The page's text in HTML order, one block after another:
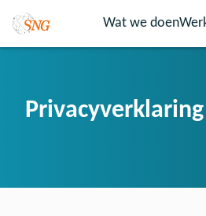
Wat we doen
Privacyverklaring